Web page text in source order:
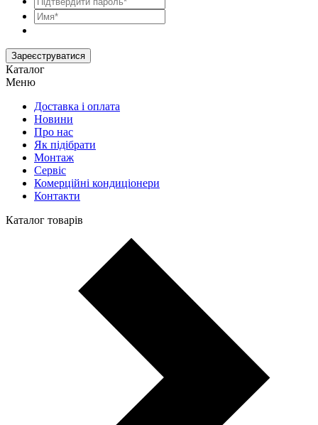
Зареєструватися
Каталог
Меню
Доставка і оплата
Новини
Про нас
Як підібрати
Монтаж
Сервіс
Комерційні кондиціонери
Контакти
Каталог товарів